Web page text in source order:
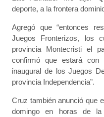
deporte, a la frontera
Agregó que “entonces
Juegos Fronterizos, los
provincia Montecristi el
confirmó que estará con
inaugural de los Juegos
provincia Independencia”.
Cruz también anunció que
domingo en horas de